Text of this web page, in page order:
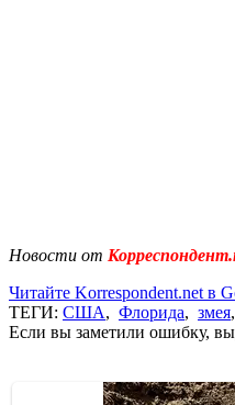
Новости от
Читайте Korrespondent.net в
ТЕГИ: США, Флорида, змея,
Если вы заметили ошибку,